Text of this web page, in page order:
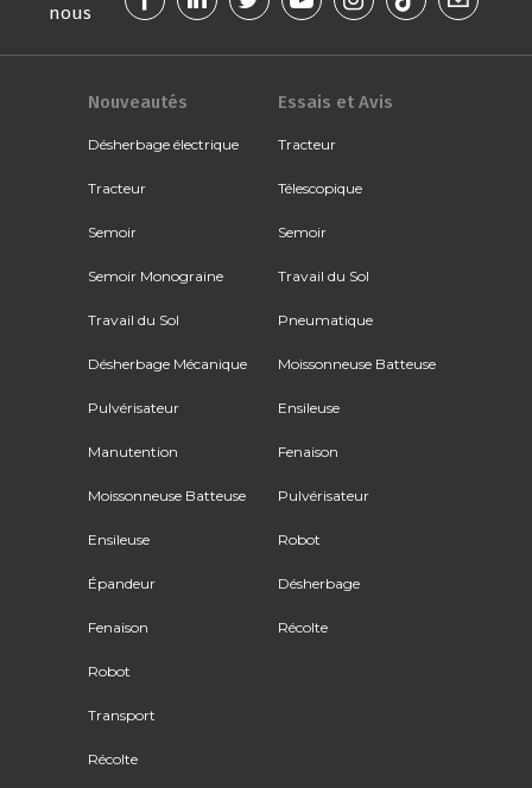
nous
Nouveautés
Désherbage électrique
Tracteur
Semoir
Semoir Monograine
Travail du Sol
Désherbage Mécanique
Pulvérisateur
Manutention
Moissonneuse Batteuse
Ensileuse
Épandeur
Fenaison
Robot
Transport
Récolte
Essais et Avis
Tracteur
Télescopique
Semoir
Travail du Sol
Pneumatique
Moissonneuse Batteuse
Ensileuse
Fenaison
Pulvérisateur
Robot
Désherbage
Récolte